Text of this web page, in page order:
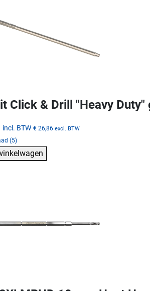
Click & Drill "Heavy
incl. BTW € 26,86 excl. BTW
(5)